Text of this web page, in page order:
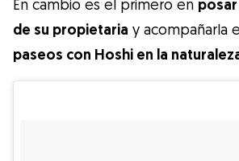
En cambio es el primero en
de su propietaria y acompañarla
paseos con Hoshi en la